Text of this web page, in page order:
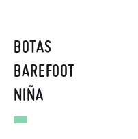
BOTAS
BAREFOOT
NIÑA